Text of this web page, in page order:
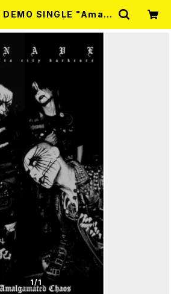
SHOP MISERY
1/1